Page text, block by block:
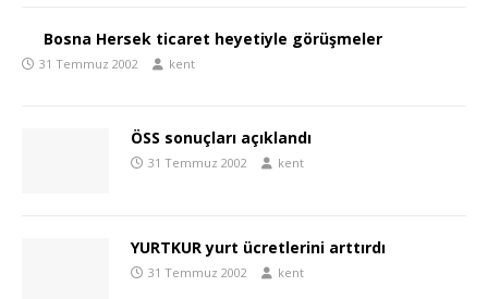
Bosna Hersek ticaret heyetiyle görüşmeler
31 Temmuz 2002 kent
ÖSS sonuçları açıklandı
31 Temmuz 2002 kent
YURTKUR yurt ücretlerini arttırdı
31 Temmuz 2002 kent